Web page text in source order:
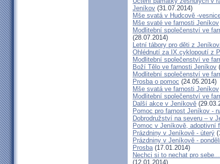
Jeníkov (31.07.2014)
Mše svatá v Hudcově -
Mše svaté ve farnosti Jeníkov
Modlitební společenství ve
(28.07.2014)
Letní tábory pro děti z
Ohlédnutí za IX.cyklopoutí z
Modlitební společenství ve
Boží Tělo ve farnosti Jeníkov
Modlitební společenství ve
Prosba o pomoc (24.05.2014)
Mše svatá ve farnosti Jeníkov
Modlitební společenství ve
Další akce v Jeníkově
Pomoc pro farnost Jeníkov -
Dobrodružství na severu – v
Pomoc v Jeníkově, adoptivní
Prázdniny v Jeníkově - úterý
Prázdniny v Jeníkově -
Prosba(17.01.2014)
Nechci si to nechat pro
(12.01.2014)